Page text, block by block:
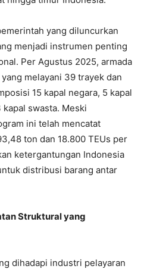
yang diluncurkan
menjadi instrumen penting
Per Agustus 2025, armada
melayani 39 trayek dan
15 kapal negara, 5 kapal
kapal swasta. Meski
ini telah mencatat
ton dan 18.800 TEUs per
ketergantungan Indonesia
distribusi barang antar
Struktural yang
dihadapi industri pelayaran